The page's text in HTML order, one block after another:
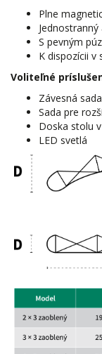
Plne
S pevným
K dispozícii v
Voliteľné
Závesná
Sada pre
Doska stolu
LED svetlá